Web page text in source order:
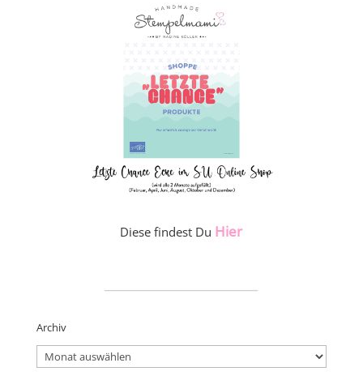
Diese findest Du Hier
Archiv
Archiv